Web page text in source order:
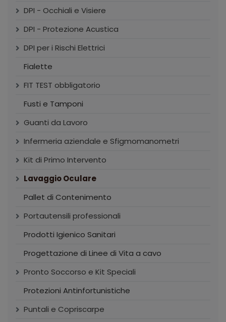
DPI - Occhiali e Visiere
DPI - Protezione Acustica
DPI per i Rischi Elettrici
Fialette
FIT TEST obbligatorio
Fusti e Tamponi
Guanti da Lavoro
Infermeria aziendale e Sfigmomanometri
Kit di Primo Intervento
Lavaggio Oculare
Pallet di Contenimento
Portautensili professionali
Prodotti Igienico Sanitari
Progettazione di Linee di Vita a cavo
Pronto Soccorso e Kit Speciali
Protezioni Antinfortunistiche
Puntali e Copriscarpe